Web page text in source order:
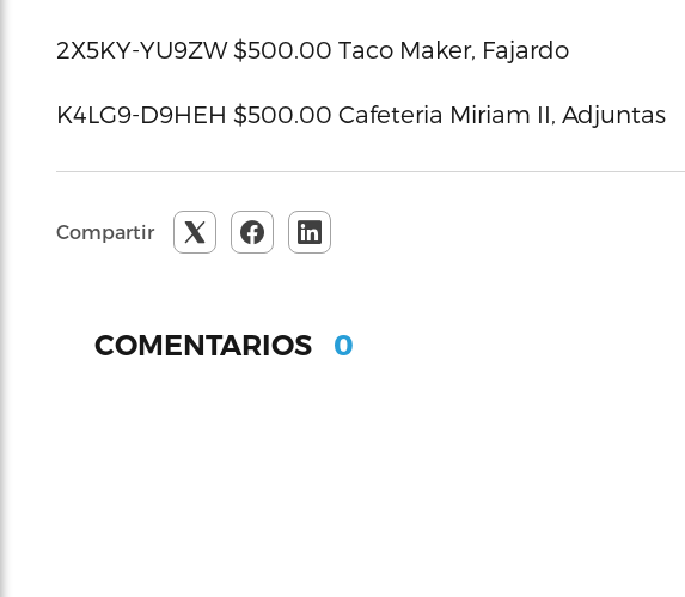
2X5KY-YU9ZW $500.00 Taco Maker, Fajardo
K4LG9-D9HEH $500.00 Cafeteria Miriam II, Adjuntas
Compartir
COMENTARIOS 0